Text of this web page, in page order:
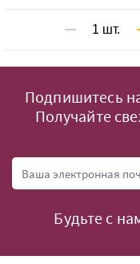
Подпишитесь
Получайте
Будьте с